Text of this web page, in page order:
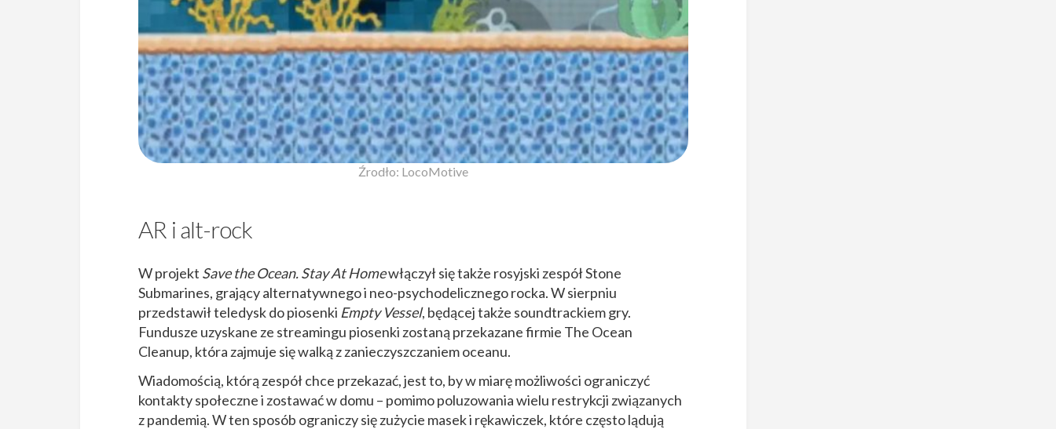
Źrodło: LocoMotive
AR i alt-rock
W projekt Save the Ocean. Stay At Homewłączył się także rosyjski zespół Stone
Submarines, grający alternatywnego i neo-psychodelicznego rocka. W sierpniu
przedstawił teledysk do piosenki Empty Vessel, będącej także soundtrackiem gry.
Fundusze uzyskane ze streamingu piosenki zostaną przekazane firmie The Ocean
Cleanup, która zajmuje się walką z zanieczyszczaniem oceanu.
Wiadomością, którą zespół chce przekazać, jest to, by w miarę możliwości ograniczyć
kontakty społeczne i zostawać w domu – pomimo poluzowania wielu restrykcji związanych
z pandemią. W ten sposób ograniczy się zużycie masek i rękawiczek, które często lądują